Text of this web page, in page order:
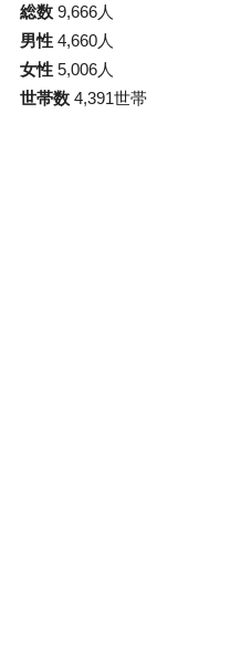
総数 9,666人
男性 4,660人
女性 5,006人
世帯数 4,391世帯